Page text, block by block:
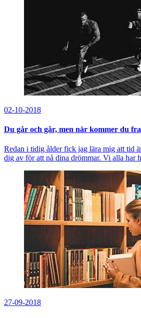
02-10-2018
Du går och går, men när kommer du
Redan i tidig ålder fick jag lära mig att tid
dig av för att nå dina drömmar. Vi alla har
27-09-2018